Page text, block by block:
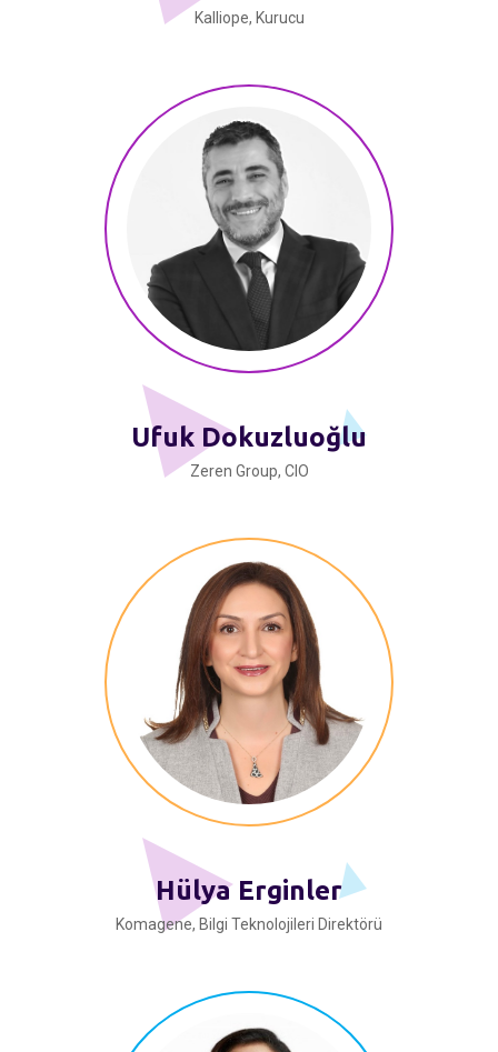
Kalliope, Kurucu
Ufuk Dokuzluoğlu
Zeren Group, CIO
Hülya Erginler
Komagene, Bilgi Teknolojileri Direktörü